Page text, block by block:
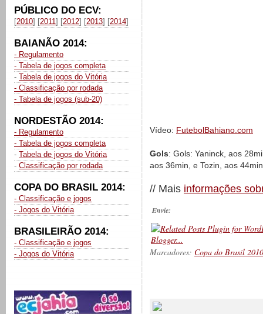
PÚBLICO DO ECV:
[2010] [2011] [2012] [2013] [2014]
BAIANÃO 2014:
- Regulamento
- Tabela de jogos completa
- Tabela de jogos do Vitória
- Classificação por rodada
- Tabela de jogos (sub-20)
NORDESTÃO 2014:
- Regulamento
- Tabela de jogos completa
- Tabela de jogos do Vitória
- Classificação por rodada
COPA DO BRASIL 2014:
- Classificação e jogos
- Jogos do Vitória
BRASILEIRÃO 2014:
- Classificação e jogos
- Jogos do Vitória
Vídeo: FutebolBahiano.com
Gols: Gols: Yaninck, aos
aos 36min, e Tozin, aos
// Mais informações
Envie:
Marcadores: Copa do Brasil 2010